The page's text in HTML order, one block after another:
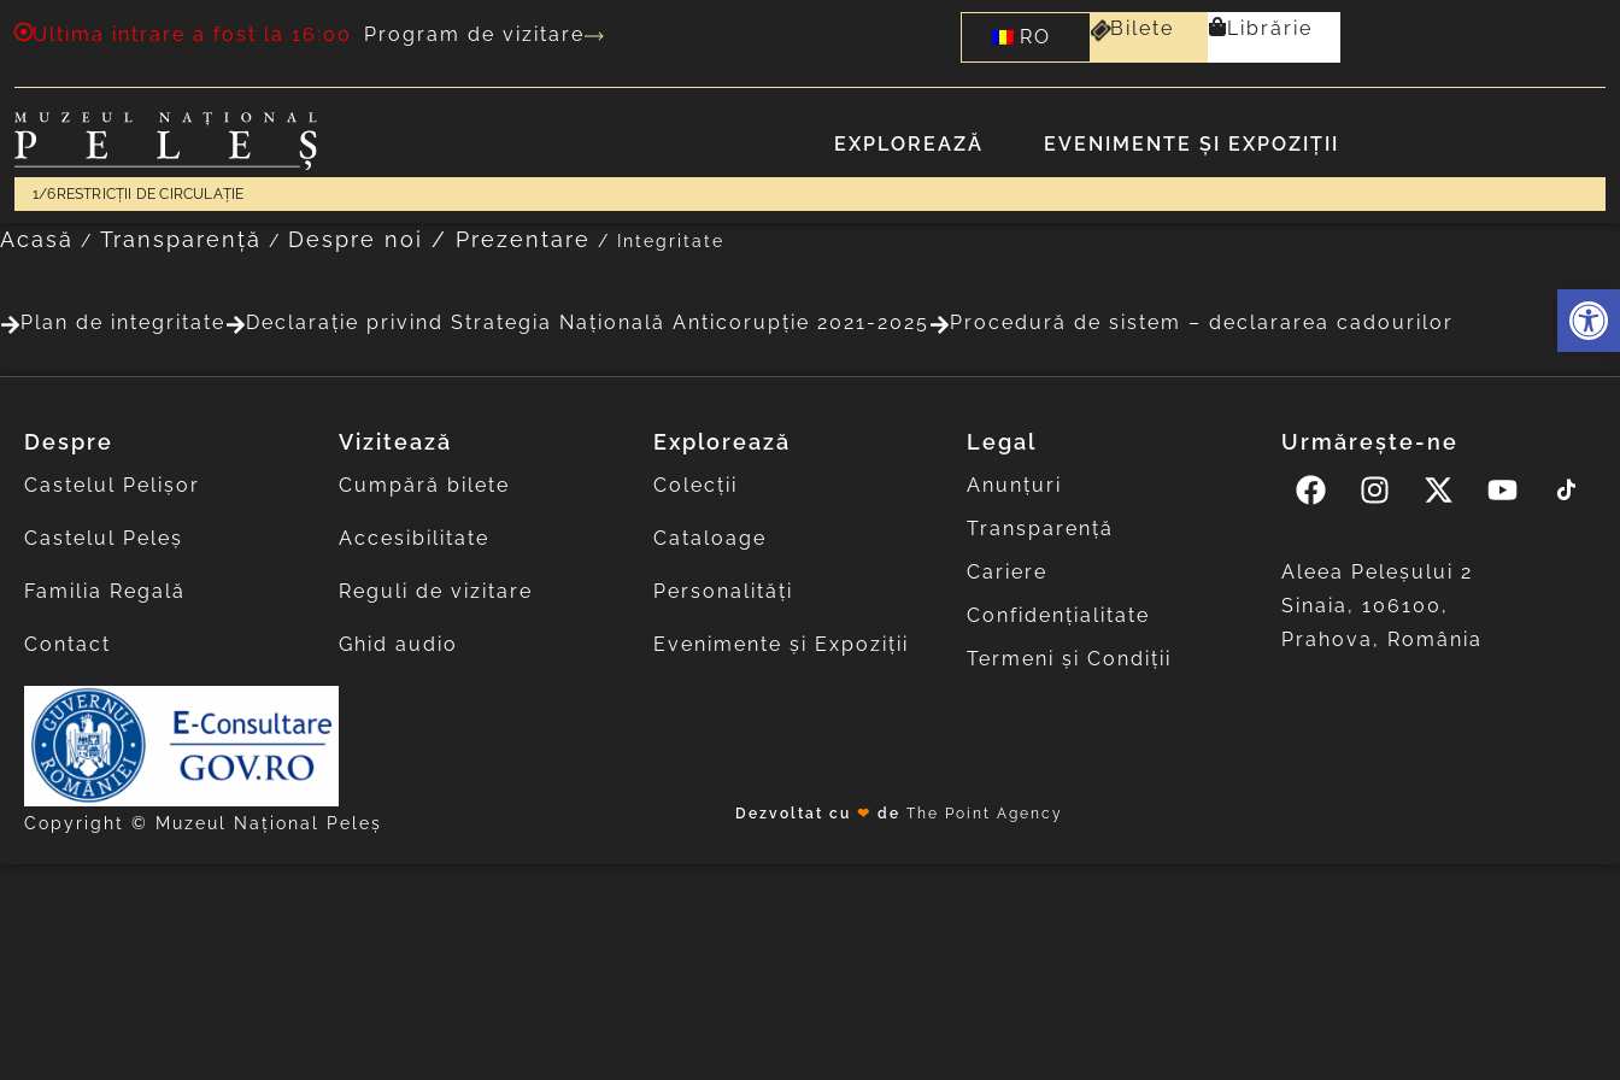
Ultima intrare a fost la 16:00 Program de vizitare RO Bilete Librărie
EXPLOREAZĂ EVENIMENTE ȘI EXPOZIȚII
1/6 RESTRICȚII DE CIRCULAȚIE
Acasă / Transparență / Despre noi / Prezentare / Integritate
Plan de integritate Declarație privind Strategia Națională Anticorupție 2021-2025 Procedură de sistem – declararea cadourilor
Despre
Castelul Pelișor
Castelul Peleș
Familia Regală
Contact
Vizitează
Cumpără bilete
Accesibilitate
Reguli de vizitare
Ghid audio
Explorează
Colecții
Cataloage
Personalități
Evenimente și Expoziții
Legal
Anunțuri
Transparență
Cariere
Confidențialitate
Termeni și Condiții
Urmărește-ne
Aleea Peleşului 2
Sinaia, 106100,
Prahova, România
Copyright © Muzeul Național Peleș Dezvoltat cu❤ deThe Point Agency